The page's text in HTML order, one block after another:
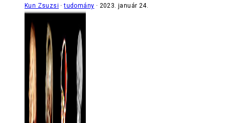
Kun Zsuzsi tudomány 2023. január 24.